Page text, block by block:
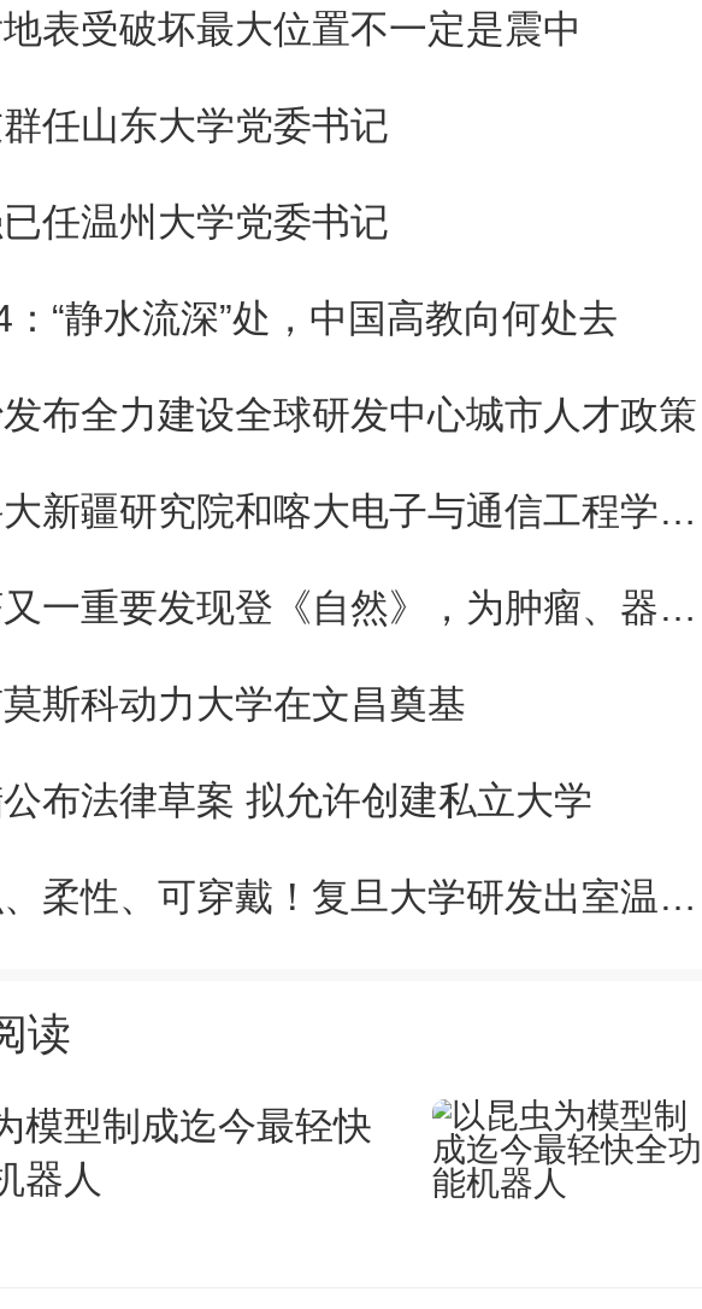
表受破坏最大位置不一定是震中
任山东大学党委书记
任温州大学党委书记
：“静水流深”处，中国高教向何处去
布全力建设全球研发中心城市人才政策
电科大新疆研究院和喀大电子与通信工程学院揭牌筹建
同济又一重要发现登《自然》，为肿瘤、器官损伤等疾病治疗带来新思路
斯科动力大学在文昌奠基
布法律草案 拟允许创建私立大学
纺织、柔性、可穿戴！复旦大学研发出室温下可充钙-氧电池
读
模型制成迄今最轻快
器人